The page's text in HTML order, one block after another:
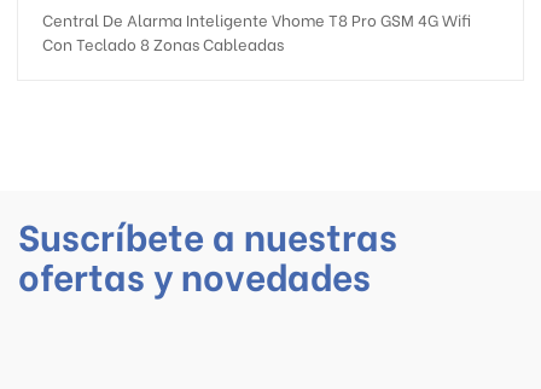
Central De Alarma Inteligente Vhome T8 Pro GSM 4G Wifi
Con Teclado 8 Zonas Cableadas
Suscríbete a nuestras
ofertas y novedades